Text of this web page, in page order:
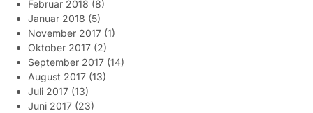
Februar 2018 (8)
Januar 2018 (5)
November 2017 (1)
Oktober 2017 (2)
September 2017 (14)
August 2017 (13)
Juli 2017 (13)
Juni 2017 (23)